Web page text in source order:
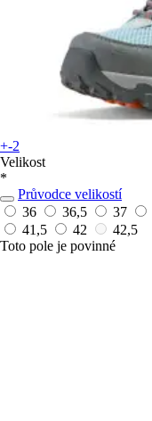
+-2
Velikost
*
Průvodce velikostí
36
36,5 37
41,5
42
42,5
Toto pole je povinné